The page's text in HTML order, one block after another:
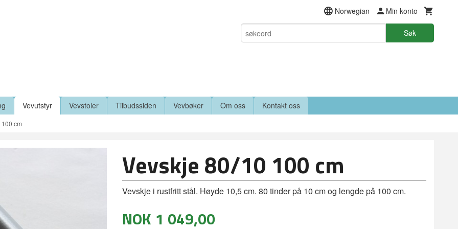
Norwegian Min konto
Søk
Vevutstyr Vevstoler Tilbudssiden Vevbøker Om oss Kontakt oss
cm
Vevskje 80/10 100 cm
Vevskje i rustfritt stål. Høyde 10,5 cm. 80 tinder på 10 cm og lengde på 100 cm.
NOK 1 049,00